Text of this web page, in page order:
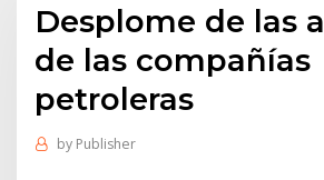
Desplome de las
de las compañías
petroleras
by Publisher